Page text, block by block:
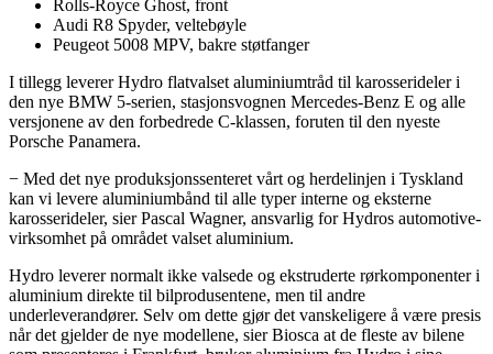
Rolls-Royce Ghost, front
Audi R8 Spyder, veltebøyle
Peugeot 5008 MPV, bakre støtfanger
I tillegg leverer Hydro flatvalset aluminiumtråd til karosserideler i
den nye BMW 5-serien, stasjonsvognen Mercedes-Benz E og alle
versjonene av den forbedrede C-klassen, foruten til den nyeste
Porsche Panamera.
− Med det nye produksjonssenteret vårt og herdelinjen i Tyskland
kan vi levere aluminiumbånd til alle typer interne og eksterne
karosserideler, sier Pascal Wagner, ansvarlig for Hydros automotive-
virksomhet på området valset aluminium.
Hydro leverer normalt ikke valsede og ekstruderte rørkomponenter i
aluminium direkte til bilprodusentene, men til andre
underleverandører. Selv om dette gjør det vanskeligere å være presis
når det gjelder de nye modellene, sier Biosca at de fleste av bilene